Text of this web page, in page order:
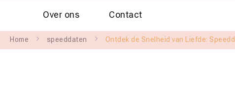
Over ons Contact
Home speeddaten Ontdek de Snelheid van Liefde: